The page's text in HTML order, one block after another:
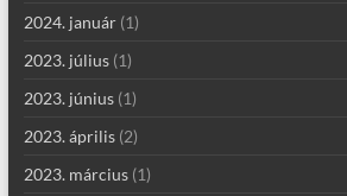
2024. január(1)
2023. július(1)
2023. június(1)
2023. április(2)
2023. március(1)